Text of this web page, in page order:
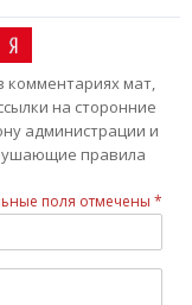
мат,
на сторонние
администрации и
правила
поля отмечены *